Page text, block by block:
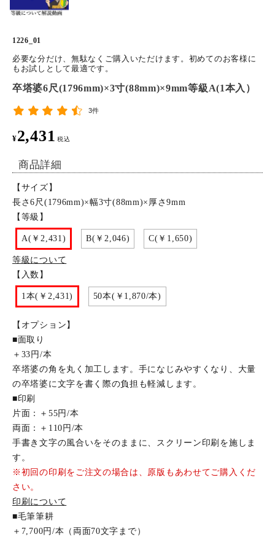
特定商取引法について
お問い合わせ
1226_01
必要な分だけ、無駄なくご購入いただけます。初めてのお客様に
もお試しとして最適です。
卒塔婆6尺(1796mm)×3寸(88mm)×9mm等級A(1本入）
3件
¥2,431 税込
商品詳細
【サイズ】
長さ6尺(1796mm)×幅3寸(88mm)×厚さ9mm
【等級】
A(￥2,431) B(￥2,046) C(￥1,650)
等級について
【入数】
1本(￥2,431) 50本(￥1,870/本)
【オプション】
■面取り
＋33円/本
卒塔婆の角を丸く加工します。手になじみやすくなり、大量
の卒塔婆に文字を書く際の負担も軽減します。
■印刷
片面：＋55円/本
両面：＋110円/本
手書き文字の風合いをそのままに、スクリーン印刷を施しま
す。
※初回の印刷をご注文の場合は、原版もあわせてご購入くだ
さい。
印刷について
■毛筆筆耕
＋7,700円/本（両面70文字まで）